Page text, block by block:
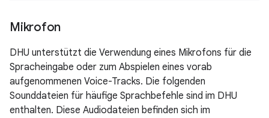
Mikrofon
DHU unterstützt die Verwendung eines Mikrofons für die
Spracheingabe oder zum Abspielen eines vorab
aufgenommenen Voice-Tracks. Die folgenden
Sounddateien für häufige Sprachbefehle sind im DHU
enthalten. Diese Audiodateien befinden sich im